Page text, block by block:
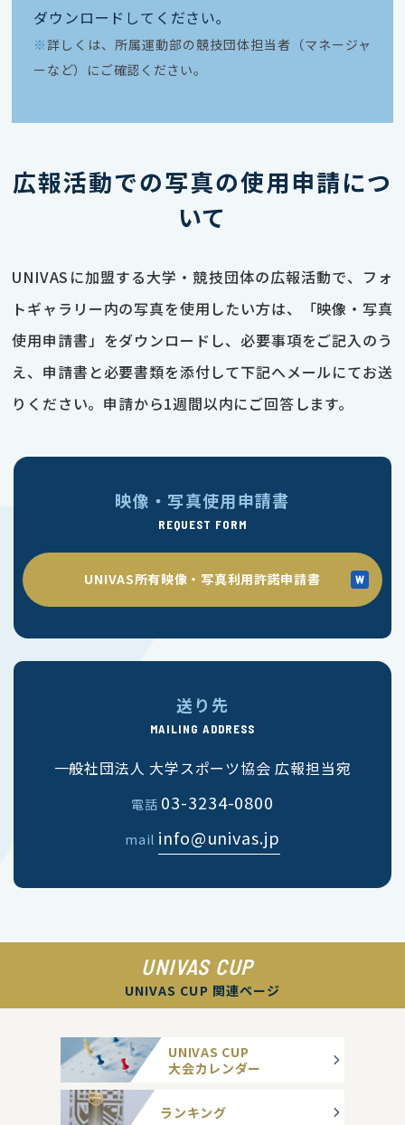
ダウンロードしてください｡
※ 詳しくは、所属運動部の競技団体担当者（マネージャ
ーなど）にご確認ください。
広報活動での写真の使用申請につ
いて
UNIVASに加盟する大学・競技団体の広報活動で、フォ
トギャラリー内の写真を使用したい方は、「映像・写真
使用申請書」をダウンロードし、必要事項をご記入のう
え、申請書と必要書類を添付して下記へメールにてお送
りください。申請から1週間以内にご回答します。
映像・写真使用申請書
REQUEST FORM
UNIVAS所有映像・写真利用許諾申請書
送り先
MAILING ADDRESS
一般社団法人 大学スポーツ協会 広報担当宛
電話 03-3234-0800
mail info@univas.jp
UNIVAS CUP
UNIVAS CUP 関連ページ
UNIVAS CUP
大会カレンダー
ランキング